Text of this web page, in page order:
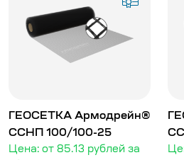
ГЕОСЕТКА Армодрейн®
ССНП 100/100-25
Цена: от 85.13 рублей за